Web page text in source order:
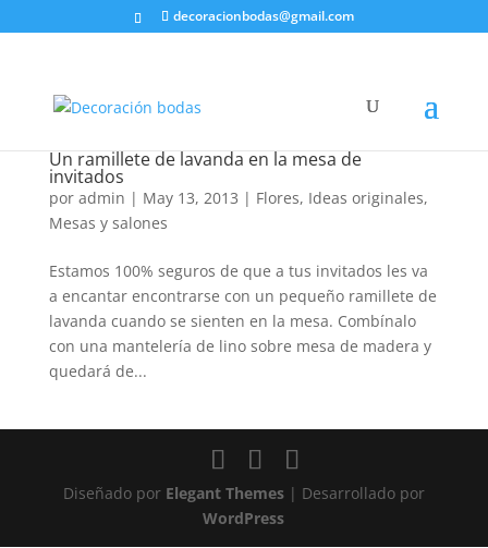
decoracionbodas@gmail.com
Un ramillete de lavanda en la mesa de
invitados
por admin | May 13, 2013 | Flores, Ideas originales,
Mesas y salones
Estamos 100% seguros de que a tus invitados les va
a encantar encontrarse con un pequeño ramillete de
lavanda cuando se sienten en la mesa. Combínalo
con una mantelería de lino sobre mesa de madera y
quedará de...
Diseñado por Elegant Themes| Desarrollado por
WordPress